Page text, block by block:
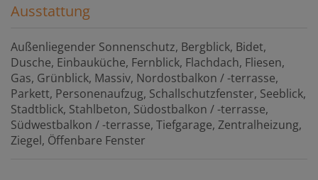
Ausstattung
Außenliegender Sonnenschutz Bergblick Bidet
Dusche Einbauküche Fernblick Flachdach Fliesen
Gas Grünblick Massiv Nordostbalkon / -terrasse
Parkett Personenaufzug Schallschutzfenster Seeblick
Stadtblick Stahlbeton Südostbalkon / -terrasse
Südwestbalkon / -terrasse Tiefgarage Zentralheizung
Ziegel Öffenbare Fenster